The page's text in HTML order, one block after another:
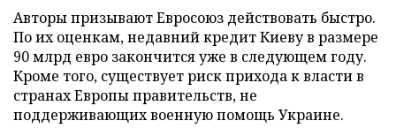
Авторы призывают Евросоюз действовать быстро.
По их оценкам, недавний кредит Киеву в размере
90 млрд евро закончится уже в следующем году.
Кроме того, существует риск прихода к власти в
странах Европы правительств, не
поддерживающих военную помощь Украине.